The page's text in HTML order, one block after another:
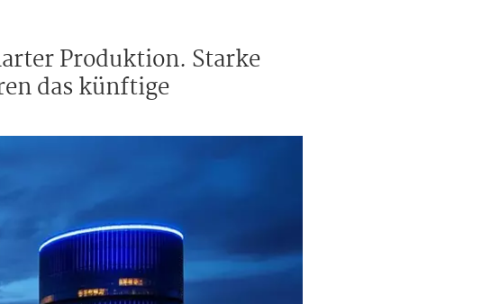
Produktion. Starke
das künftige